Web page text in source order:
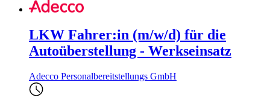
LKW Fahrer:in (m/w/d) für die
Autoüberstellung - Werkseinsatz
Adecco Personalbereitstellungs GmbH